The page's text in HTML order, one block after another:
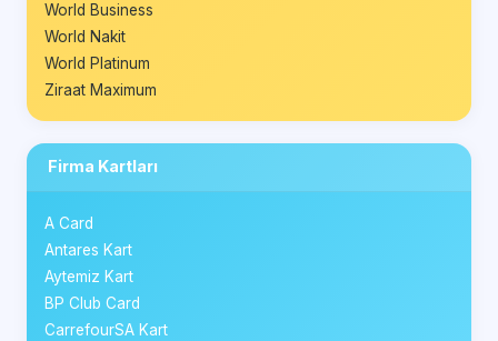
World Business
World Nakit
World Platinum
Ziraat Maximum
Firma Kartları
A Card
Antares Kart
Aytemiz Kart
BP Club Card
CarrefourSA Kart